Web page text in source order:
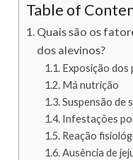
Table of
Quais são os
dos alevinos?
Exposição dos
Má nutrição
Suspensão de
Infestações
Reação
Ausência de